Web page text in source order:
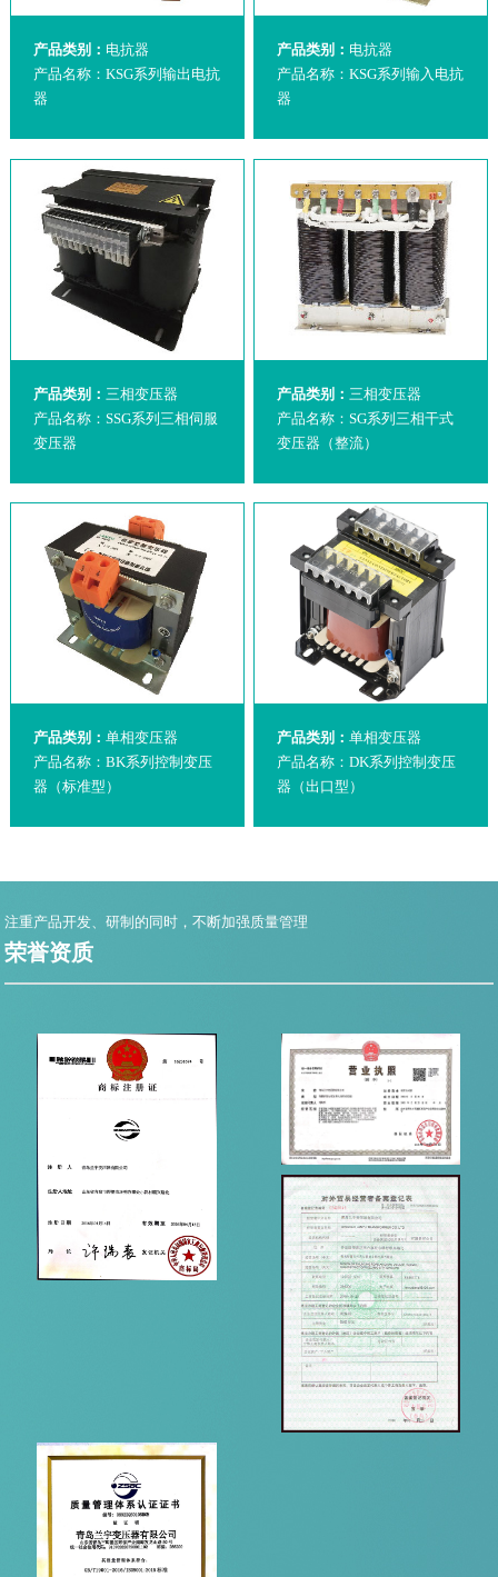
产品类别： 电抗器
产品名称：KSG系列输出电抗
器
产品类别： 电抗器
产品名称：KSG系列输入电抗
器
产品类别： 三相变压器
产品名称：SSG系列三相伺服
变压器
产品类别： 三相变压器
产品名称：SG系列三相干式
变压器（整流）
产品类别： 单相变压器
产品名称：BK系列控制变压
器（标准型）
产品类别：单相变压器
产品名称：DK系列控制变压
器（出口型）
注重产品开发、研制的同时，不断加强质量管理
荣誉资质